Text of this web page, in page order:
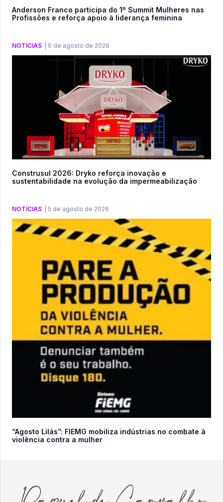
Anderson Franco participa do 1º Summit Mulheres nas
Profissões e reforça apoio à liderança feminina
NOTÍCIAS 6 de agosto de 2026
Construsul 2026: Dryko reforça inovação e
sustentabilidade na evolução da impermeabilização
NOTÍCIAS 5 de agosto de 2026
“Agosto Lilás”: FIEMG mobiliza indústrias no combate à
violência contra a mulher